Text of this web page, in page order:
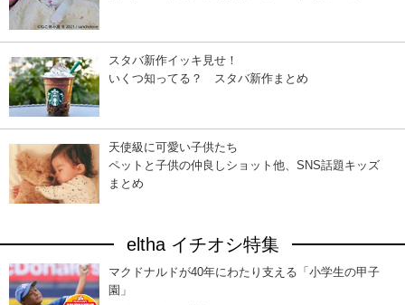
スタバ新作イッキ見せ！
いくつ知ってる？ スタバ新作まとめ
天使級に可愛い子供たち
ペットと子供の仲良しショット他、SNS話題キッズ
まとめ
eltha イチオシ特集
マクドナルドが40年にわたり支える「小学生の甲子
園」